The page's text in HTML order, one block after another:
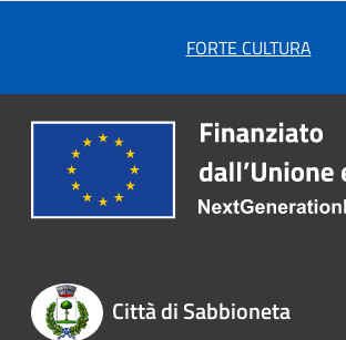
FORTE CULTURA
Città di Sabbioneta